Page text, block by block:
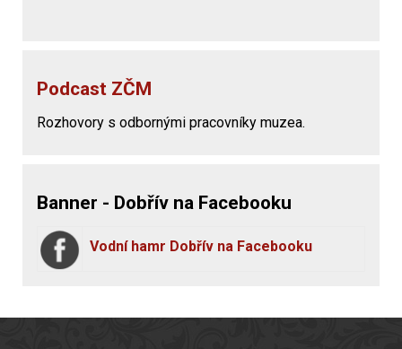
Podcast ZČM
Rozhovory s odbornými pracovníky muzea.
Banner - Dobřív na Facebooku
Vodní hamr Dobřív na Facebooku